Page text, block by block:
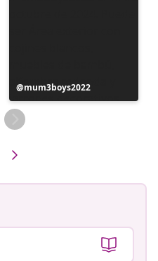
Publicación
realizada
por
mum3boys2022